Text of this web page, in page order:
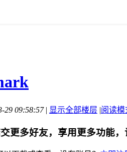
29 09:58:57 | 显示全部楼层 |阅读模
更多好友，享用更多功能，